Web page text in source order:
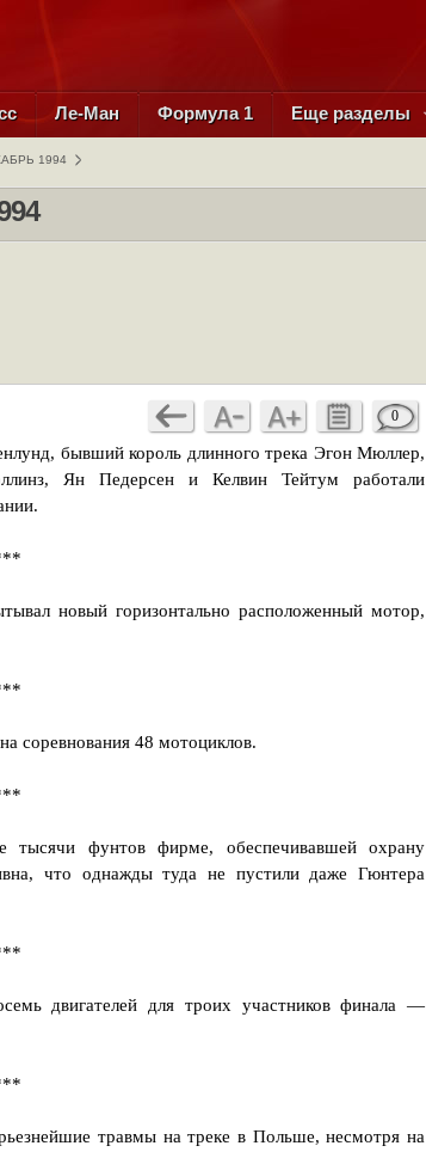
Ле-Ман Формула 1 Еще разделы
1994
0
бывший король длинного трека Эгон Мюллер,
Ян Педерсен и Келвин Тейтум работали
новый горизонтально расположенный мотор,
соревнования 48 мотоциклов.
тысячи фунтов фирме, обеспечивавшей охрану
что однажды туда не пустили даже Гюнтера
двигателей для троих участников финала —
травмы на треке в Польше, несмотря на